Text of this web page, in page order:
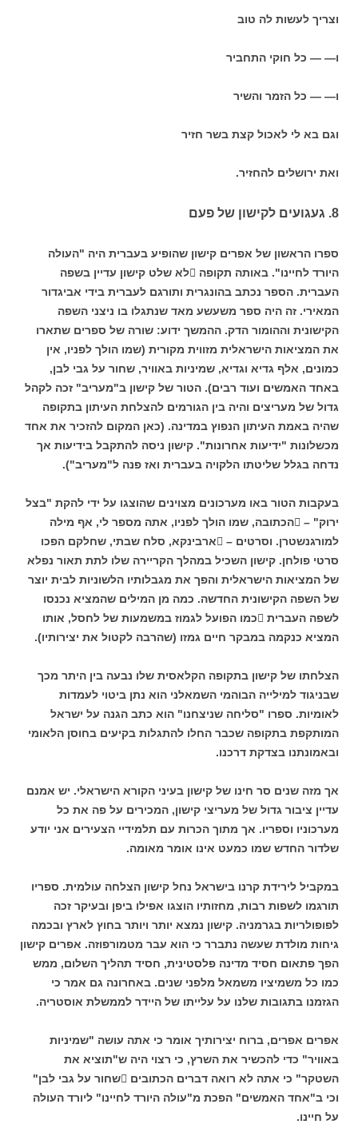
וצריך לעשות לה טוב
ו— — כל חוקי התחביר
ו— — כל הזמר והשיר
וגם בא לי לאכול קצת בשר חזיר
ואת ירושלים להחזיר.
8. געגועים לקישון של פעם
ספרו הראשון של אפרים קישון שהופיע בעברית היה "העולה
היורד לחיינו". באותה תקופה לא שלט קישון עדיין בשפה
העברית. הספר נכתב בהונגרית ותורגם לעברית בידי אביגדור
המאירי. זה היה ספר משעשע מאד שנתגלו בו ניצני השפה
הקישונית וההומור הדק. ההמשך ידוע: שורה של ספרים שתארו
את המציאות הישראלית מזווית מקורית (שמו הולך לפניו, אין
כמונים, אלף גדיא וגדיא, שמיניות באוויר, שחור על גבי לבן,
באחד האמשים ועוד רבים). הטור של קישון ב"מעריב" זכה לקהל
גדול של מעריצים והיה בין הגורמים להצלחת העיתון בתקופה
שהיה באמת העיתון הנפוץ במדינה. (כאן המקום להזכיר את אחד
מכשלונות "ידיעות אחרונות". קישון ניסה להתקבל בידיעות אך
נדחה בגלל שליטתו הלקויה בעברית ואז פנה ל"מעריב").
בעקבות הטור באו מערכונים מצוינים שהוצגו על ידי להקת "בצל
ירוק" – הכתובה, שמו הולך לפניו, אתה מספר לי, אף מילה
למורגנשטרן. וסרטים – ארבינקא, סלח שבתי, שחלקם הפכו
סרטי פולחן. קישון השכיל במהלך הקריירה שלו לתת תאור נפלא
של המציאות הישראלית והפך את מגבלותיו הלשוניות לבית יוצר
של השפה הקישונית החדשה. כמה מן המילים שהמציא נכנסו
לשפה העברית כמו הפועל לגמוז במשמעות של לחסל, אותו
המציא כנקמה במבקר חיים גמזו (שהרבה לקטול את יצירותיו).
הצלחתו של קישון בתקופה הקלאסית שלו נבעה בין היתר מכך
שבניגוד למילייה הבוהמי השמאלני הוא נתן ביטוי לעמדות
לאומיות. ספרו "סליחה שניצחנו" הוא כתב הגנה על ישראל
המותקפת בתקופה שכבר החלו להתגלות בקיעים בחוסן הלאומי
ובאמונתנו בצדקת דרכנו.
אך מזה שנים סר חינו של קישון בעיני הקורא הישראלי. יש אמנם
עדיין ציבור גדול של מעריצי קישון, המכירים על פה את כל
מערכוניו וספריו. אך מתוך הכרות עם תלמידיי הצעירים אני יודע
שלדור החדש שמו כמעט אינו אומר מאומה.
במקביל לירידת קרנו בישראל נחל קישון הצלחה עולמית. ספריו
תורגמו לשפות רבות, מחזותיו הוצגו אפילו ביפן ובעיקר זכה
לפופולריות בגרמניה. קישון נמצא יותר ויותר בחוץ לארץ ובכמה
גיחות מולדת שעשה נתברר כי הוא עבר מטמורפוזה. אפרים קישון
הפך פתאום חסיד מדינה פלסטינית, חסיד תהליך השלום, ממש
כמו כל משמיציו משמאל מלפני שנים. באחרונה גם אמר כי
הגזמנו בתגובות שלנו על עלייתו של היידר לממשלת אוסטריה.
אפרים אפרים, ברוח יצירותיך אומר כי אתה עושה "שמיניות
באוויר" כדי להכשיר את השרץ, כי רצוי היה ש"תוציא את
השטקר" כי אתה לא רואה דברים הכתובים שחור על גבי לבן"
וכי ב"אחד האמשים" הפכת מ"עולה היורד לחיינו" ליורד העולה
על חיינו.